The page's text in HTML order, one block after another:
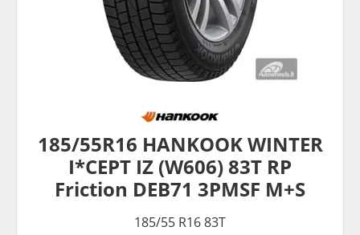
185/55R16 HANKOOK WINTER
I*CEPT IZ (W606) 83T RP
Friction DEB71 3PMSF M+S
185/55 R16 83T